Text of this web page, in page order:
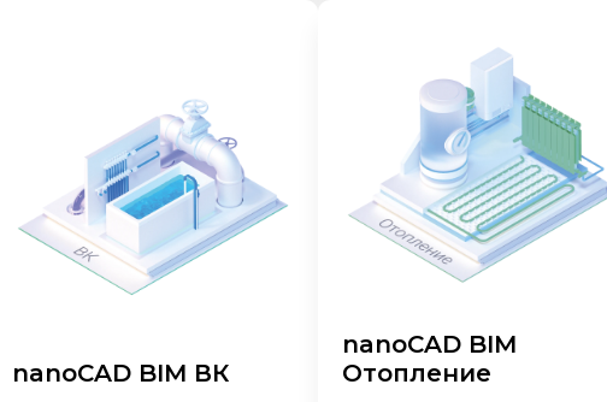
nanoCAD BIM ВК
nanoCAD BIM
Отопление